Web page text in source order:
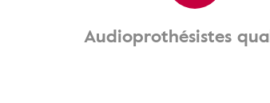
Audioprothésistes